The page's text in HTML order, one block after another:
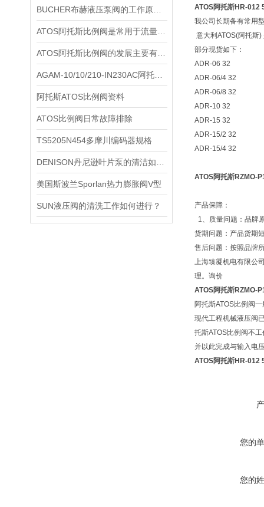
阿托斯ATOS比例阀资料
ATOS比例阀日常故障排除
TS5205N454多摩川编码器规格
美国斯波兰Sporlan热力膨胀阀V型
SUN液压阀的清洗工作如何进行？
ATOS阿托斯HR-012
我公司长期备有常用
意大利ATOS(阿托斯
部分现货如下：
ADR-06 32
ADR-06/4 32
ADR-06/8 32
ADR-10 32
ADR-15 32
ADR-15/2 32
ADR-15/4 32
ATOS阿托斯RZMO-
产品保障：
1、质量问题：品牌
货期问题：产品货期
售后问题：按照品牌
上海臻凝机电有限公
理。询价
ATOS阿托斯RZMO-
阿托斯ATOS比例阀
现代工程机械液压阀
托斯ATOS比例阀不
并以此完成与输入电
ATOS阿托斯HR-012
您的
您的